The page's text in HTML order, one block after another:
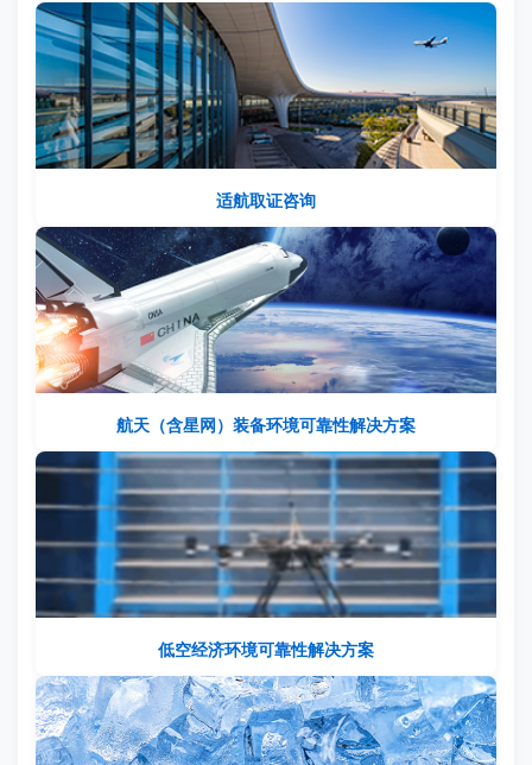
适航取证咨询
航天（含星网）装备环境可靠性解决方案
低空经济环境可靠性解决方案